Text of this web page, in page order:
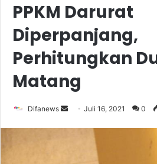
PPKM Darurat
Diperpanjang,
Perhitungkan
Matang
Difanews
SendJuli 16, 2021 0